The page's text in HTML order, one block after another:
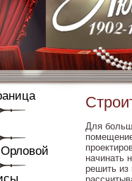
Для
начинать
решить из